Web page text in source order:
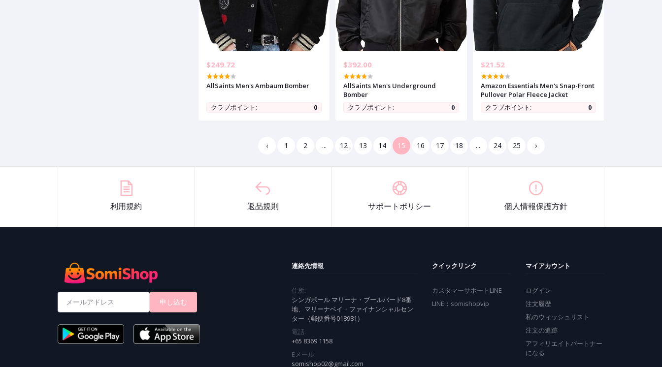
$249.72
AllSaints Men's Ambaum Bomber
クラブポイント: 0
$392.00
AllSaints Men's Underground
Bomber
クラブポイント:
0
$21.52
Amazon Essentials Men's Snap-Front
Pullover Polar Fleece Jacket
クラブポイント:
0
‹ 1 2 ... 12 13 14 15 16 17 18 ... 24 25 ›
利用規約 返品規則 サポートポリシー 個人情報保護方針
申し込む
連絡先情報
住所:
シンガポール マリーナ・ブールバード8番
地、マリーナベイ・ファイナンシャルセン
ター（郵便番号018981）
電話:
+65 8369 1158
Eメール:
somishop02@gmail.com
クイックリンク
カスタマーサポートLINE
LINE：somishopvip
マイアカウント
ログイン
注文履歴
私のウィッシュリスト
注文の追跡
アフィリエイトパートナー
になる